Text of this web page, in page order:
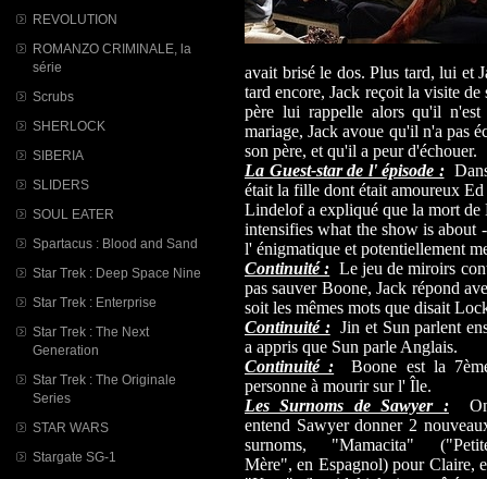
REVOLUTION
ROMANZO CRIMINALE, la
série
Scrubs
SHERLOCK
SIBERIA
SLIDERS
SOUL EATER
Spartacus : Blood and Sand
Star Trek : Deep Space Nine
Star Trek : Enterprise
Star Trek : The Next
Generation
Star Trek : The Originale
Series
STAR WARS
Stargate SG-1
avait brisé le dos. Plus tard, lui et
tard encore, Jack reçoit la visite
père lui rappelle alors qu'il
mariage, Jack avoue qu'il n'a pas
son père, et qu'il a peur d'échouer.
La Guest-star de l' épisode :Dans
était la fille dont était amoureux
Lindelof a expliqué que la mort de
intensifies what the show is
l' énigmatique et potentiellement
Continuité : Le jeu de miroirs
pas sauver Boone, Jack répond
soit les mêmes mots que disait
Continuité :Jin et Sun parlent
a appris que Sun parle Anglais.
Continuité : Boone est la
personne à mourir sur l' Île.
Les Surnoms de Sawyer :
entend Sawyer donner 2
surnoms, "Mamacita"
Mère", en Espagnol) pour Claire,